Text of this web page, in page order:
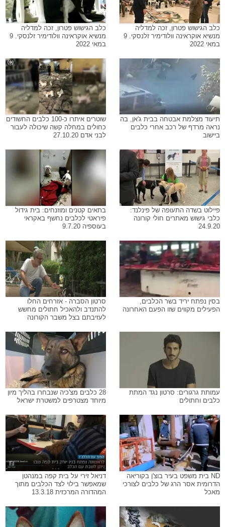
כלב הגישוש פטרון, זכה למדליה
מנשיא אוקראינה וולודימיר זלנסקי. 9
במאי 2022
כלב הגישוש פטרון, זכה למדליה
מנשיא אוקראינה וולודימיר זלנסקי. 9
במאי 2022
תיעוד מצלמת אבטחה בבית ג'אן, בה
נראה מרדף של רכב אחרי כלבים
ביישוב
שוטרים איתרו כ-100 כלבים החשודים
כחולים במחלה קשה שיכולה לעבור
לבני אדם 27.10.20
פיילוט בשדה התעופה של פינלנד:
כלבי גישוש מאתרים חולי קורונה
24.9.20
בתאים קטנים ומוזנחים: בית גידול
פיראטי לכלבים נחשף באקראי
בעוספיה 9.7.20
בסין נפתח יריד בשר הכלבים,
הפעילים מקווים שזו הפעם האחרונה
סרטון הסברה - אזרחים החלו
להתנדב ולהאכיל חתולים מחשש
לעזיבתם בצל משבר הקורונה
עמותת גרגורים: סרטון נגד המתת
כלבים וחתולים
28 כלבים מצ'כיה שנבחרו בהליך מיון
מיוחד מצטרפים למשטרת ישראל
ND בית משפט בעיר בוצ'ן בקוריאה
הדרומית אסר הרג של כלבים לצורכי
מאכל
דניאל זירי על בית קפה במנהטן
שמאפשר בילוי לצד הכלבים מתוך
המהדורה המרכזית 13.3.18